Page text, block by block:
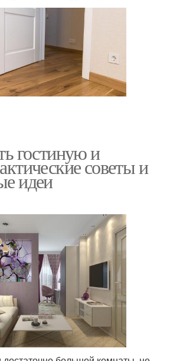
гостиную и
советы и
идеи